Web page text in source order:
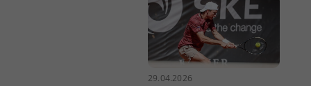
29.04.2026